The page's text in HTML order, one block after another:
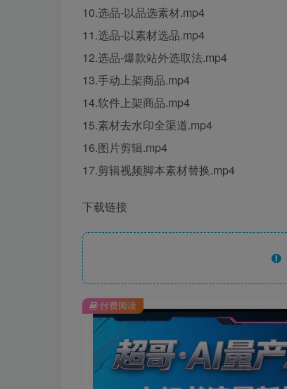
10.选品-以品选素材.mp4
11.选品-以素材选品.mp4
12.选品-爆款站外选取法.mp4
13.手动上架商品.mp4
14.软件上架商品.mp4
15.素材去水印全渠道.mp4
16.图片剪辑.mp4
17.剪辑视频脚本素材替换.mp4
下载链接
付费阅读